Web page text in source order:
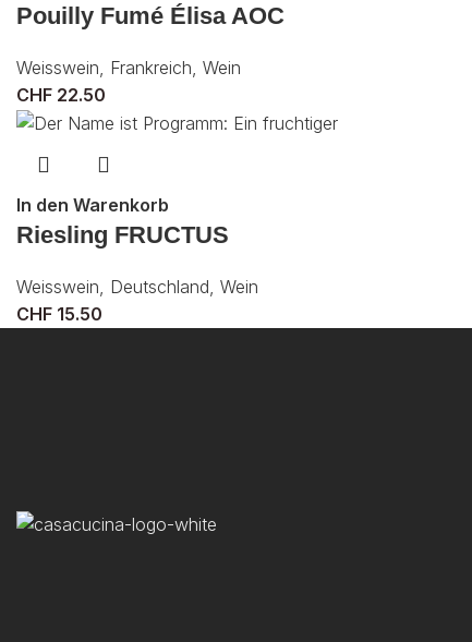
Pouilly Fumé Élisa AOC
Weisswein Frankreich Wein
CHF 22.50
In den Warenkorb
Riesling FRUCTUS
Weisswein Deutschland Wein
CHF 15.50